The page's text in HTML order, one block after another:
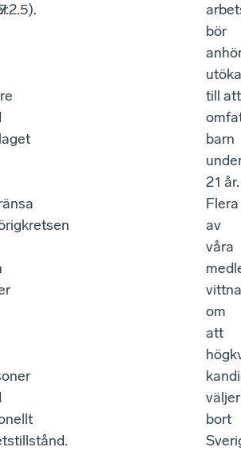
7.2.5).
bör
till att
barn
21 år.
Flera
av
våra
om
att
väljer
bort